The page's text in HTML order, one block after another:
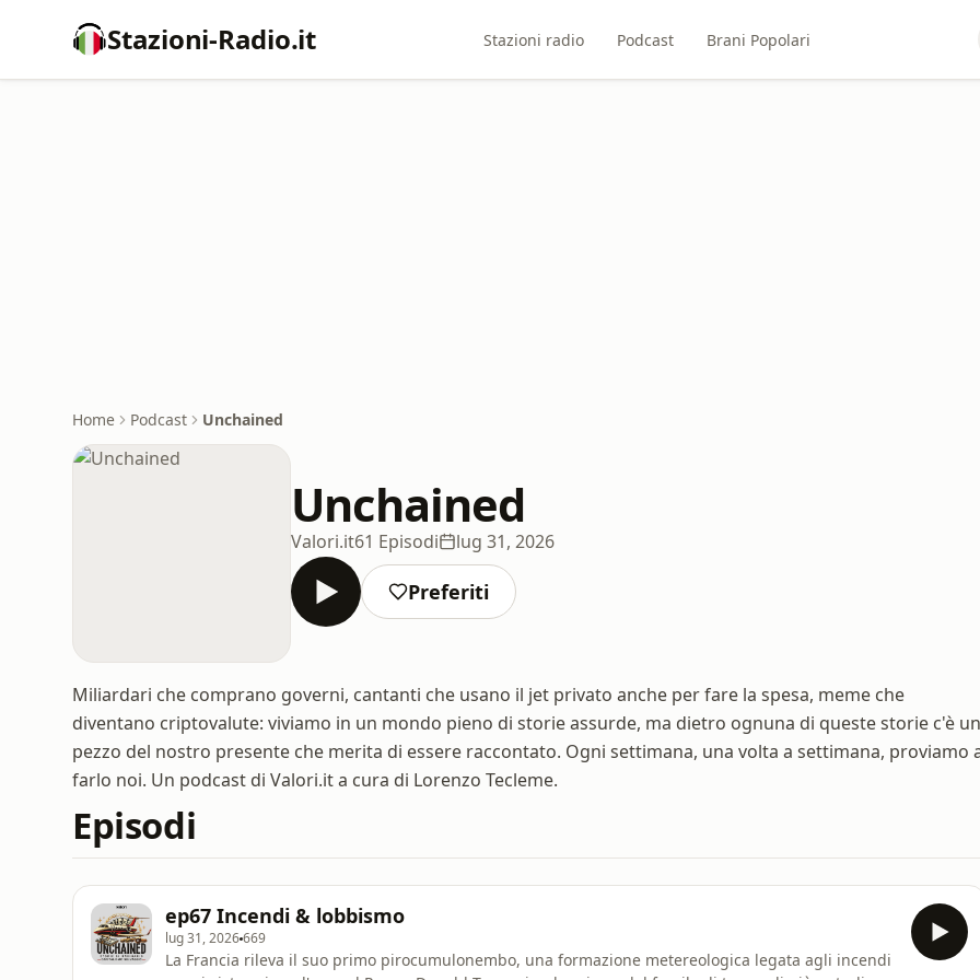
Stazioni-Radio.it Stazioni radio Podcast Brani Popolari
Home Podcast Unchained
Unchained
Valori.it61 Episodi lug 31, 2026
Preferiti
Miliardari che comprano governi, cantanti che usano il jet privato anche per fare la spesa, meme che
diventano criptovalute: viviamo in un mondo pieno di storie assurde, ma dietro ognuna di queste storie c'è un
pezzo del nostro presente che merita di essere raccontato. Ogni settimana, una volta a settimana, proviamo
farlo noi. Un podcast di Valori.it a cura di Lorenzo Tecleme.
Episodi
ep67 Incendi & lobbismo
lug 31, 2026669
La Francia rileva il suo primo pirocumulonembo, una formazione metereologica legata agli incendi